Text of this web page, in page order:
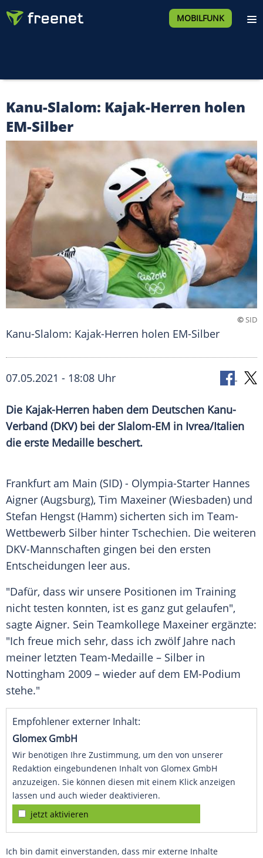
MOBILFUNK
Kanu-Slalom: Kajak-Herren holen
EM-Silber
©SID
Kanu-Slalom: Kajak-Herren holen EM-Silber
07.05.2021 - 18:08 Uhr
Die Kajak-Herren haben dem Deutschen Kanu-
Verband (DKV) bei der Slalom-EM in Ivrea/Italien
die erste Medaille beschert.
Frankfurt am Main (SID) - Olympia-Starter Hannes
Aigner (Augsburg), Tim Maxeiner (Wiesbaden) und
Stefan Hengst (Hamm) sicherten sich im Team-
Wettbewerb Silber hinter Tschechien. Die weiteren
DKV-Mannschaften gingen bei den ersten
Entscheidungen leer aus.
"Dafür, dass wir unsere Positionen im Training
nicht testen konnten, ist es ganz gut gelaufen",
sagte Aigner. Sein Teamkollege Maxeiner ergänzte:
"Ich freue mich sehr, dass ich zwölf Jahre nach
meiner letzten Team-Medaille – Silber in
Nottingham 2009 – wieder auf dem EM-Podium
stehe."
Empfohlener externer Inhalt:
Glomex GmbH
Wir benötigen Ihre Zustimmung, um den von unserer
Redaktion eingebundenen Inhalt von Glomex GmbH
anzuzeigen. Sie können diesen mit einem Klick anzeigen
lassen und auch wieder deaktivieren.
jetzt aktivieren
Ich bin damit einverstanden, dass mir externe Inhalte